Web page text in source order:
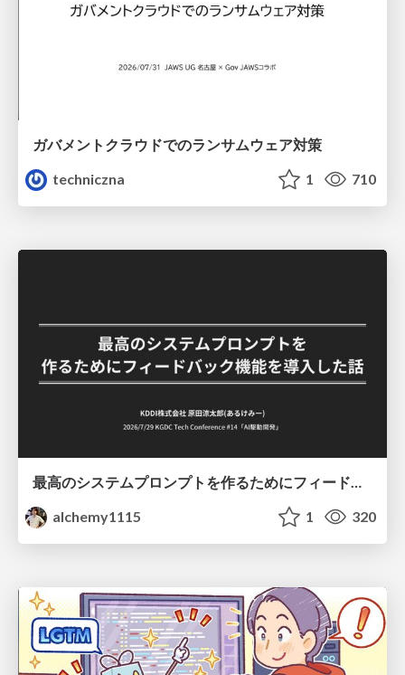
ガバメントクラウドでのランサムウェア対策
techniczna
1 710
alchemy1115
1 320